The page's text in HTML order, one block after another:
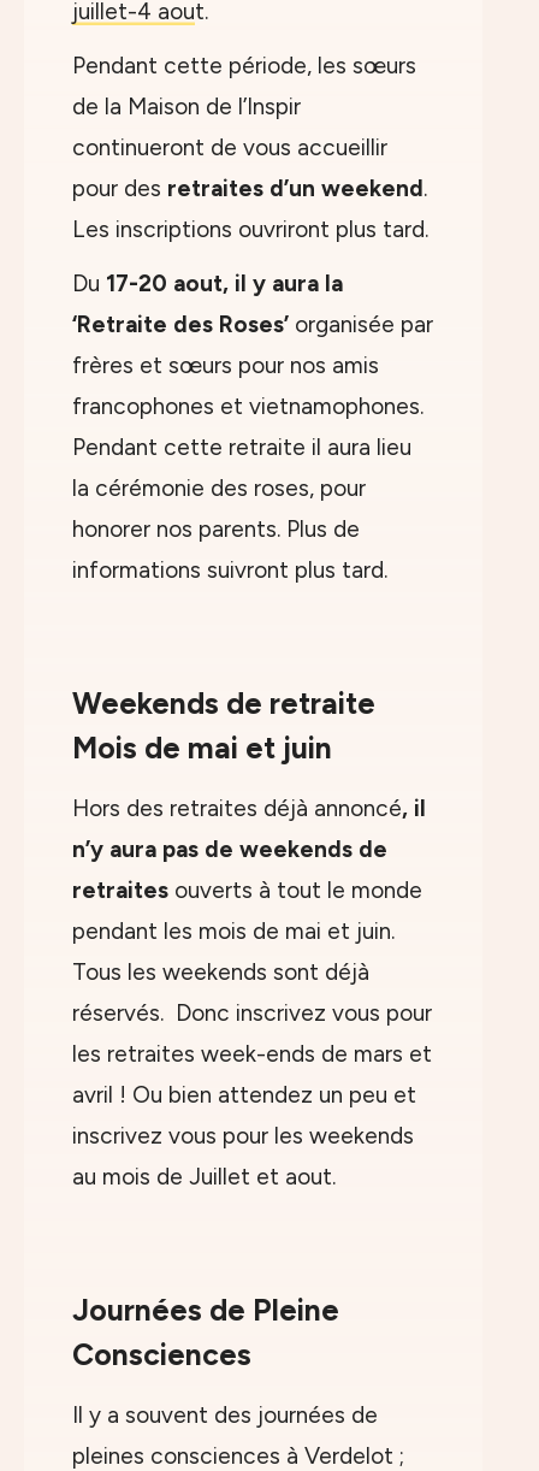
juillet-4 aout.
Pendant cette période, les sœurs
de la Maison de l’Inspir
continueront de vous accueillir
pour des retraites d’un weekend.
Les inscriptions ouvriront plus tard.
Du 17-20 aout, il y aura la
‘Retraite des Roses’ organisée par
frères et sœurs pour nos amis
francophones et vietnamophones.
Pendant cette retraite il aura lieu
la cérémonie des roses, pour
honorer nos parents. Plus de
informations suivront plus tard.
Weekends de retraite
Mois de mai et juin
Hors des retraites déjà annoncé, il
n’y aura pas de weekends de
retraites ouverts à tout le monde
pendant les mois de mai et juin.
Tous les weekends sont déjà
réservés. Donc inscrivez vous pour
les retraites week-ends de mars et
avril ! Ou bien attendez un peu et
inscrivez vous pour les weekends
au mois de Juillet et aout.
Journées de Pleine
Consciences
Il y a souvent des journées de
pleines consciences à Verdelot ;